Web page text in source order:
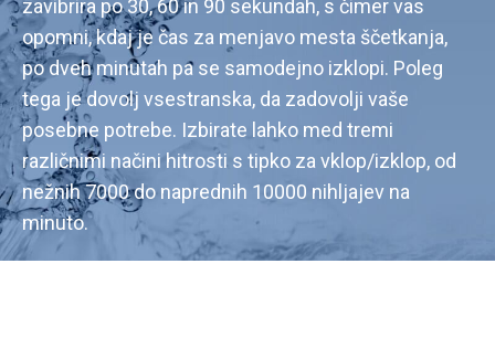
zavibrira po 30, 60 in 90 sekundah, s čimer vas
opomni, kdaj je čas za menjavo mesta ščetkanja,
po dveh minutah pa se samodejno izklopi. Poleg
tega je dovolj vsestranska, da zadovolji vaše
posebne potrebe. Izbirate lahko med tremi
različnimi načini hitrosti s tipko za vklop/izklop, od
nežnih 7000 do naprednih 10000 nihljajev na
minuto.